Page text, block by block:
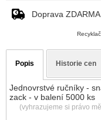
Doprava
Popis Historie cen
Jednovrstvé ručníky -
zack - v balení 5000 ks
(vyhrazujeme si právo